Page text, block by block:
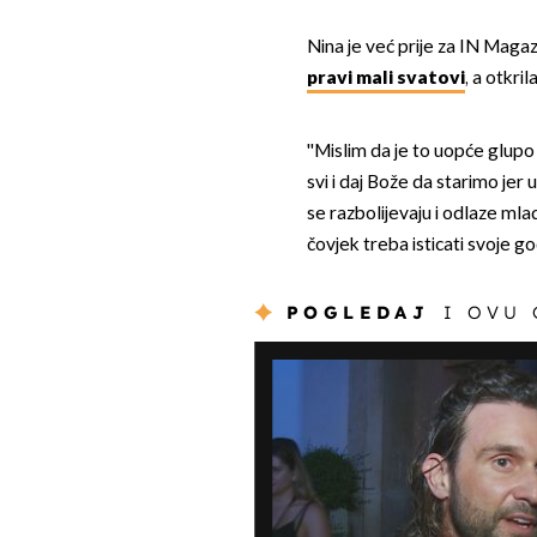
Nina je već prije za IN
pravi mali svatovi, a
''Mislim da je to uopće
svi i daj Bože da starimo jer
se razbolijevaju i odlaze
čovjek treba isticati svoje
POGLEDAJ I OVU